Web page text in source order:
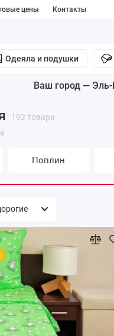
цены Контакты
Одеяла и подушки
Ваш город —
192 товара
Поплин